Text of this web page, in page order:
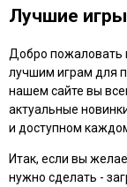
Лучшие
Добро пожаловать
лучшим играм для
нашем сайте вы
актуальные
и доступном
Итак, если вы
нужно сделать -